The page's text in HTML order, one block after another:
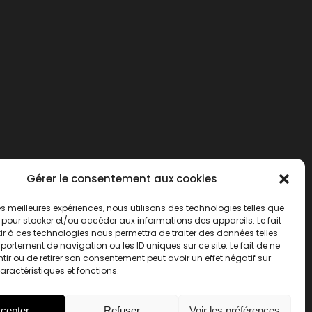
Gérer le consentement aux cookies
meilleures expériences, nous utilisons des technologies telles que
stocker et/ou accéder aux informations des appareils. Le fait
à ces technologies nous permettra de traiter des données telles
de navigation ou les ID uniques sur ce site. Le fait de ne
ou de retirer son consentement peut avoir un effet négatif sur
et fonctions.